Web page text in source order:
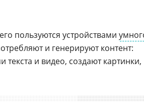
пользуются устройствами
и генерируют контент:
и видео, создают картинки,